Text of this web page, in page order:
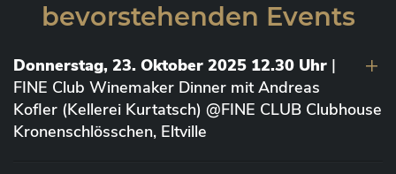
bevorstehenden Events
Donnerstag, 23. Oktober 2025 12.30 Uhr |
FINE Club Winemaker Dinner mit Andreas
Kofler (Kellerei Kurtatsch) @FINE CLUB Clubhouse
Kronenschlösschen, Eltville